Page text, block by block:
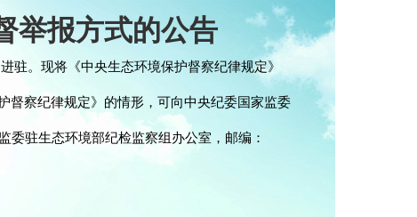
举报方式的公告
驻。现将《中央生态环境保护督察纪律规定》
督察纪律规定》的情形，可向中央纪委国家监委
驻生态环境部纪检监察组办公室，邮编：